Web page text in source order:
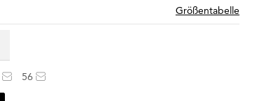
Größentabelle
56